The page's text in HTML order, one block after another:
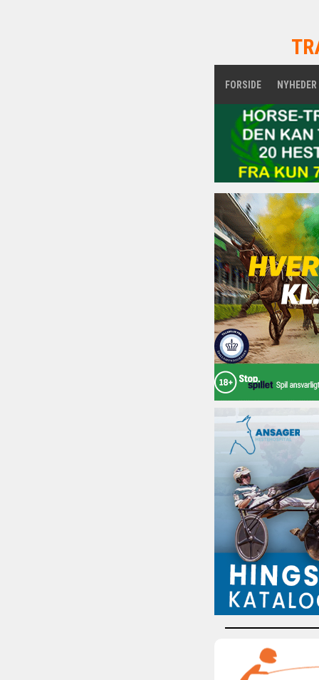
FORSIDE NYHEDER